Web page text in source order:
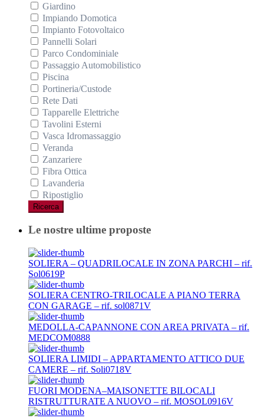
Giardino
Impiando Domotica
Impianto Fotovoltaico
Pannelli Solari
Parco Condominiale
Passaggio Automobilistico
Piscina
Portineria/Custode
Rete Dati
Tapparelle Elettriche
Tavolini Esterni
Vasca Idromassaggio
Veranda
Zanzariere
Fibra Ottica
Lavanderia
Ripostiglio
Ricerca
Le nostre ultime proposte
SOLIERA – QUADRILOCALE IN ZONA PARCHI – rif.
Sol0619P
SOLIERA CENTRO-TRILOCALE A PIANO TERRA
CON GARAGE – rif. sol0871V
MEDOLLA-CAPANNONE CON AREA PRIVATA – rif.
MEDCOM0888
SOLIERA LIMIDI – APPARTAMENTO ATTICO DUE
CAMERE – rif. Soli0718V
FUORI MODENA–MAISONETTE BILOCALI
RISTRUTTURATE A NUOVO – rif. MOSOL0916V